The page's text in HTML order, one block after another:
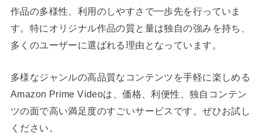
作品の多様性、利用のしやすさで一歩先を行っていま
す。特にオリジナル作品の質と量は独自の強みを持ち、
多くのユーザーに選ばれる理由となっています。
多様なジャンルの高品質なコンテンツを手軽に楽しめる
Amazon Prime Videoは、価格、利便性、独自コンテン
ツの面で高い満足度のすごいサービスです。ぜひお試し
ください。